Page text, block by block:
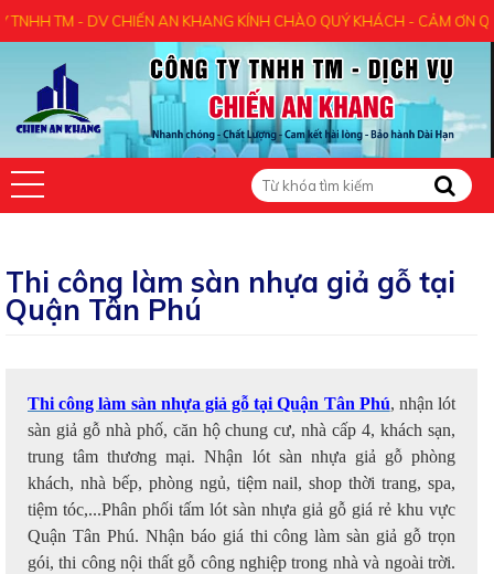
AN KHANG KÍNH CHÀO QUÝ KHÁCH - CẢM ƠN QUÝ KHÁCH ĐÃ
Thi công làm sàn nhựa giả gỗ tại
Quận Tân Phú
Thi công làm sàn nhựa giả gỗ tại Quận Tân Phú, nhận lót
sàn giả gỗ nhà phố, căn hộ chung cư, nhà cấp 4, khách sạn,
trung tâm thương mại. Nhận lót sàn nhựa giả gỗ phòng
khách, nhà bếp, phòng ngủ, tiệm nail, shop thời trang, spa,
tiệm tóc,...Phân phối tấm lót sàn nhựa giả gỗ giá rẻ khu vực
Quận Tân Phú. Nhận báo giá thi công làm sàn giả gỗ trọn
gói, thi công nội thất gỗ công nghiệp trong nhà và ngoài trời.